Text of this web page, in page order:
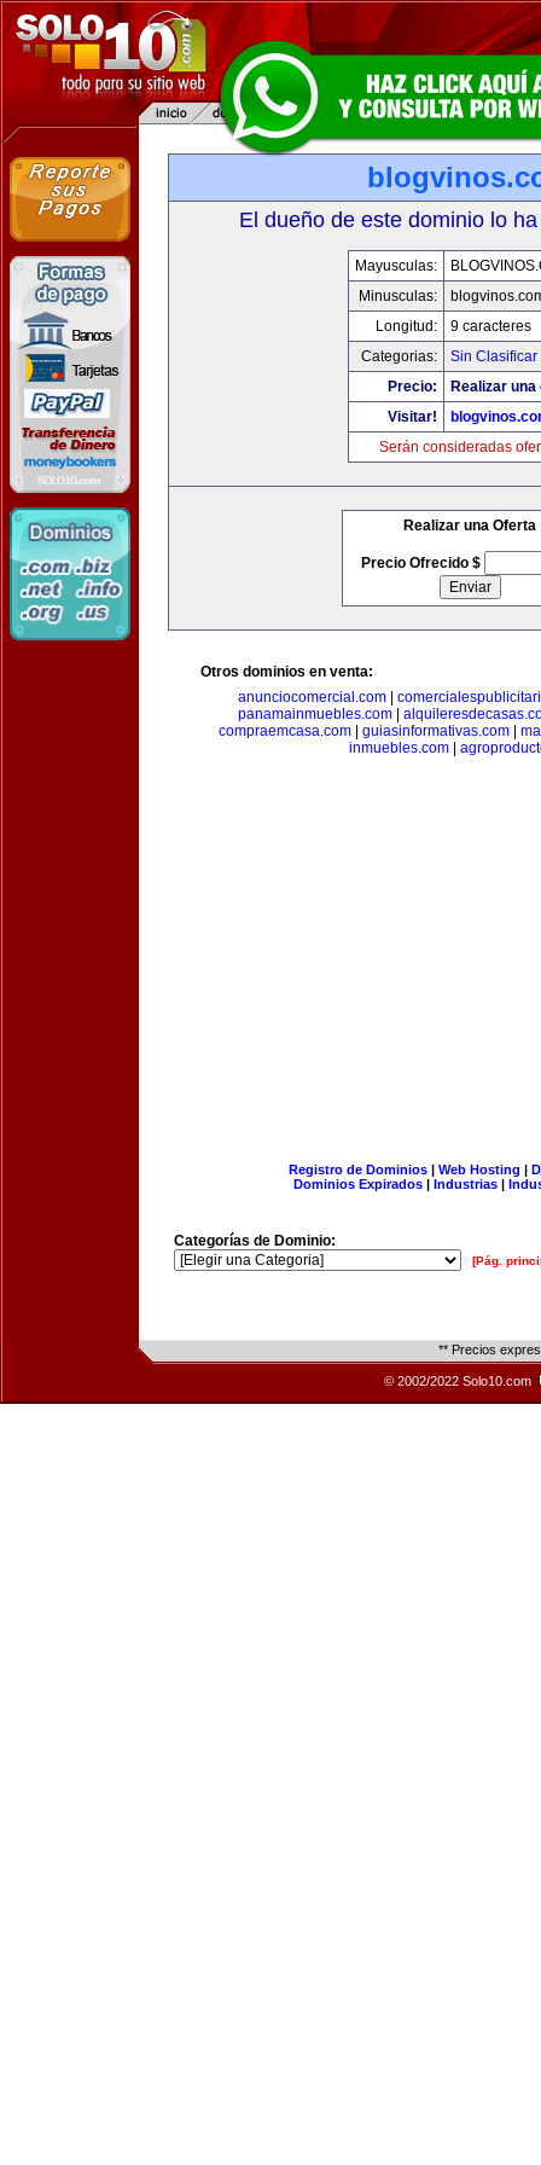
El dueño de este dominio lo
Mayusculas:
Minusculas:
Longitud:
9 caracteres
Categorias:
Sin Clasificar
Precio:
Realizar
Visitar!
Serán consideradas
Realizar una Oferta
Precio Ofrecido $
Otros dominios en venta:
anunciocomercial.com
panamainmuebles.com|
compraemcasa.com
guiasinformativas.com
inmuebles.com
Registro de Dominios| Web Hosting |
Dominios Expirados | Industrias |
Categorías de Dominio:
[Pág.
** Precios
© 2002/2022 Solo10.com